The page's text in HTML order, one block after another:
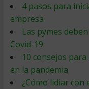
4 pasos para
empresa
Las pymes
Covid-19
10 consejos
en la pandemia
¿Cómo lidiar con